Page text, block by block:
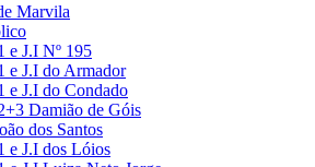
Marvila
e J.I Nº 195
e J.I do Armador
e J.I do Condado
Damião de Góis
dos Santos
e J.I dos Lóios